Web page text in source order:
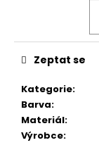
Kategorie:
Barva:
Materiál:
Výrobce:
Zeptat se
e
m
e
CESTOVNÍ